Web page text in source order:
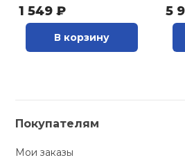
1 549 ₽
В корзину
5
Покупателям
Мои заказы